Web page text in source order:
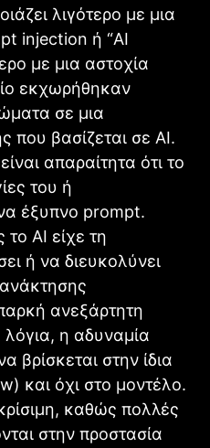
λιγότερο με μια
injection ή “AI
με μια αστοχία
εκχωρήθηκαν
σε μια
που βασίζεται σε AI.
απαραίτητα ότι το
του ή
έξυπνο prompt.
το AI είχε τη
ή να διευκολύνει
ανεξάρτητη
η αδυναμία
βρίσκεται στην ίδια
και όχι στο μοντέλο.
καθώς πολλές
στην προστασία